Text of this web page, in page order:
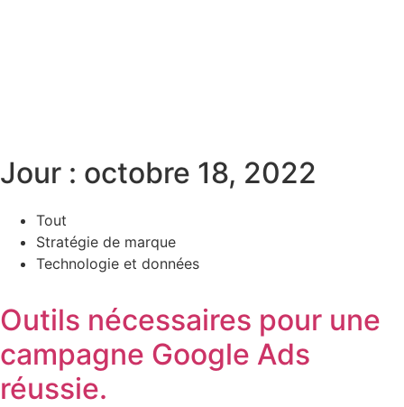
Jour : octobre 18, 2022
Tout
Stratégie de marque
Technologie et données
Outils nécessaires pour une
campagne Google Ads
réussie.